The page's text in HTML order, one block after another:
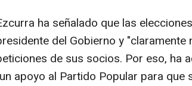
ha señalado que las
del Gobierno y
de sus socios. Por eso, ha
apoyo al Partido Popular para que